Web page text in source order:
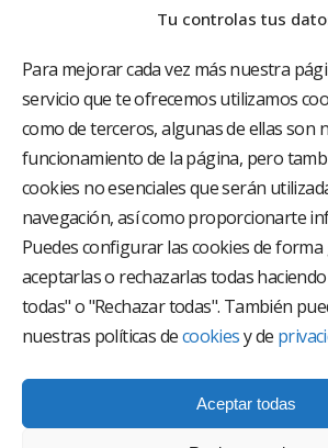
Tu controlas tus
Para mejorar cada vez más nuestra
servicio que te ofrecemos utilizamos
como de terceros, algunas de ellas son
funcionamiento de la página, pero
cookies no esenciales que serán
navegación, así como proporcionarte
Puedes configurar las cookies de
aceptarlas o rechazarlas todas
todas" o "Rechazar todas". También
nuestras políticas decookiesy de
Aceptar todas
El Grupo Hospitalario HLA es uno de
hospitalarios con mayor presencia en
con el objetivo de proporcionar el
asistencia sanitaria de alto nivel.
está compuesta por 18 hospitales y 37
multiespecialidad.
Síguenos en